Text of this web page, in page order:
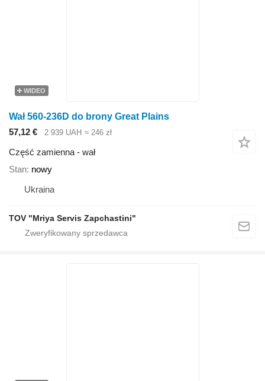
WIDEO
Wał 560-236D do brony Great Plains
57,12 €
2 939 UAH ≈ 246 zł
Część zamienna - wał
Stan nowy
Ukraina
TOV "Mriya Servis Zapchastini"